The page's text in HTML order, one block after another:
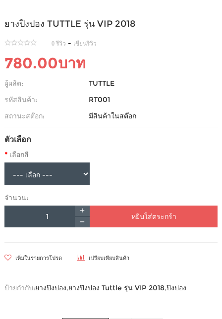
ยางปิงปอง TUTTLE รุ่น VIP 2018
0 รีวิว - เขียนรีวิว
780.00บาท
ผู้ผลิต:
TUTTLE
รหัสสินค้า:
RT001
สถานะสต๊อก:
มีสินค้าในสต๊อก
ตัวเลือก
เลือกสี
จำนวน:
หยิบใส่ตระกร้า
เพิ่มในรายการโปรด เปรียบเทียบสินค้า
ป้ายกำกับ:ยางปิงปอง,ยางปิงปอง Tuttle รุ่น VIP 2018,ปิงปอง